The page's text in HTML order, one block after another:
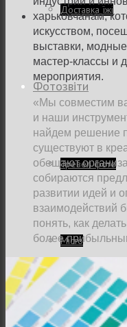
Доставка їжі
Фотозвіти
Тревел фото
Місто
Відео
харьковчанам,
искусством,
выставки,
мастер-классы и
мероприятия.
«Мы совместим
и наши
найдем решение
существуют в
обещают
собираются
развитии идей и
взаимодействий
понять, как
более